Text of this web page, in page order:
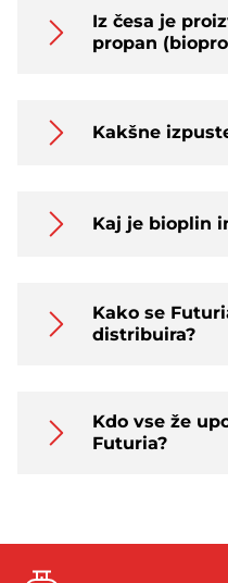
Iz česa je
propan
Kakšne
Kaj je bioplin
Kako se
distribuira?
Kdo vse že
Futuria?